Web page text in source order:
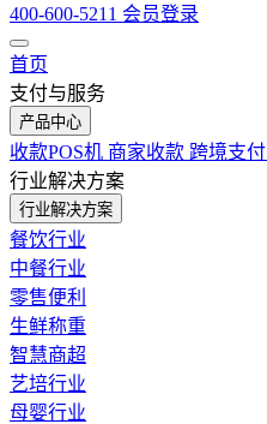
400-600-5211 会员登录
首页
支付与服务
产品中心
收款POS机 商家收款 跨境支付
行业解决方案
行业解决方案
餐饮行业
中餐行业
零售便利
生鲜称重
智慧商超
艺培行业
母婴行业